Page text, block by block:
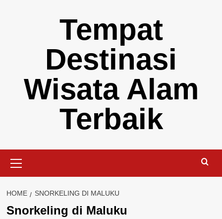
Tempat
Destinasi
Wisata Alam
Terbaik
Menu
HOME SNORKELING DI MALUKU
Snorkeling di Maluku